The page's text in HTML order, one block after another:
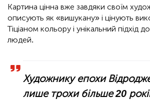
Картина цінна вже завдяки своїм
описують як «вишукану» і цінують
Тіціаном кольору і унікальний підхід
людей.
Художнику епохи
лише трохи більше 20